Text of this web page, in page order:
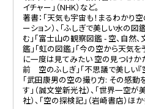
イチャー」（NHK）など。
著書：「天気も宇宙も！まるわかり
ーション）、「ふしぎで美しい水の
む」「富士山の観察図鑑 - 空、自然
鑑」「虹の図鑑」「今の空から天気を
に一度は見てみたい 空の見つけかた
前 空のふしぎ」「不思議で美しい『
「武田康男の空の撮り方: その感動
す」（誠文堂新光社）、「世界一空
社）、「空の探検記」（岩崎書店）ほか